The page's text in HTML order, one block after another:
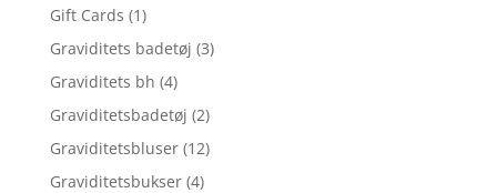
Gift Cards (1)
Graviditets badetøj (3)
Graviditets bh (4)
Graviditetsbadetøj (2)
Graviditetsbluser (12)
Graviditetsbukser (4)